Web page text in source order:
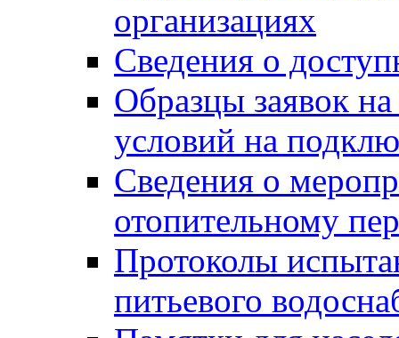
организациях
Сведения о
Образцы заявок
условий на
Сведения о
отопительному
Протоколы
питьевого